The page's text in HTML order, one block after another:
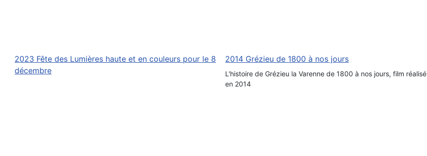
2023 Fête des Lumières haute et en couleurs pour le 8
décembre
2014 Grézieu de 1800 à nos jours
L'histoire de Grézieu la Varenne de 1800 à nos jours, film réalisé
en 2014